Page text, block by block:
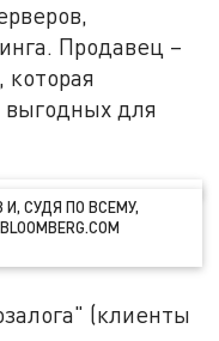
Продавец –
выгодных для
СУДЯ ПО ВСЕМУ,
(клиенты